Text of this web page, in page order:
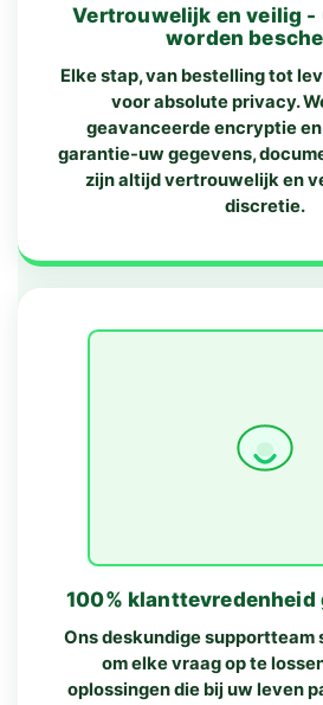
Vertrouwelijk en veilig -
worden
Elke stap, van bestelling tot
voor absolute privacy.
geavanceerde encryptie
garantie-uw gegevens,
zijn altijd vertrouwelijk en
discretie.
100% klanttevredenheid
Ons deskundige
om elke vraag op te
oplossingen die bij uw leven